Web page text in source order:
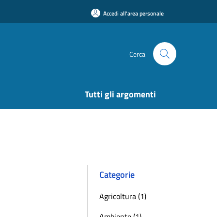
Accedi all'area personale
Cerca
Tutti gli argomenti
Categorie
Agricoltura (1)